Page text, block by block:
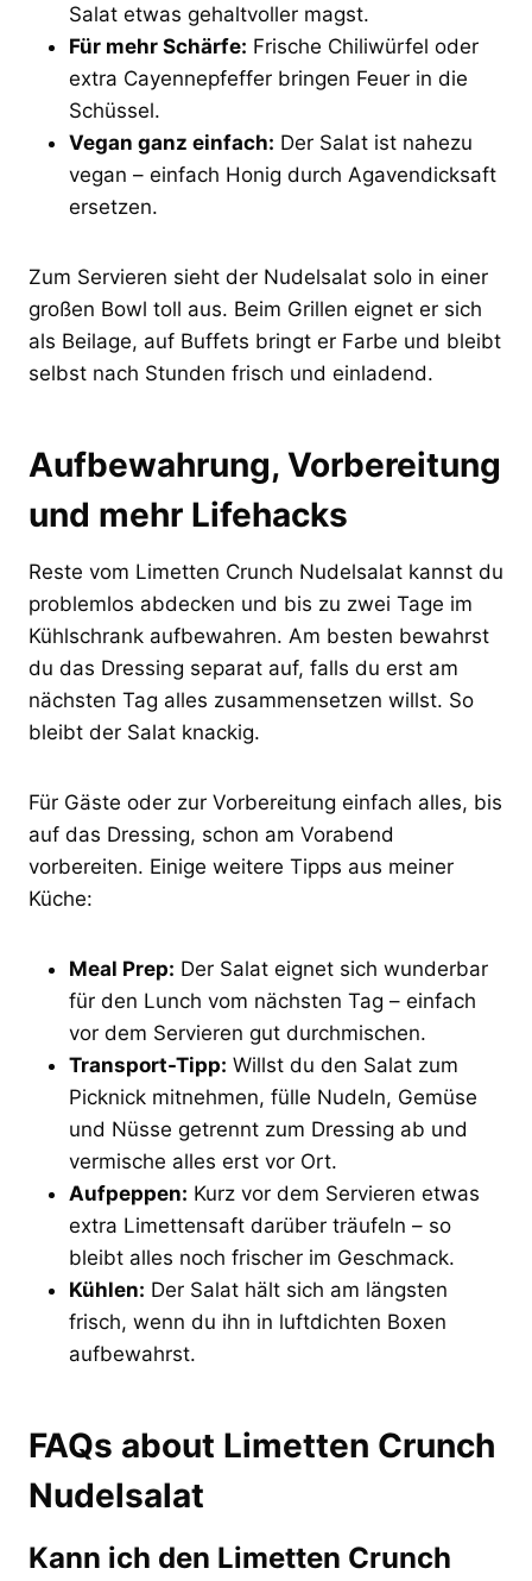
Salat etwas gehaltvoller magst.
Für mehr Schärfe: Frische Chiliwürfel oder
extra Cayennepfeffer bringen Feuer in die
Schüssel.
Vegan ganz einfach: Der Salat ist nahezu
vegan – einfach Honig durch Agavendicksaft
ersetzen.
Zum Servieren sieht der Nudelsalat solo in einer
großen Bowl toll aus. Beim Grillen eignet er sich
als Beilage, auf Buffets bringt er Farbe und bleibt
selbst nach Stunden frisch und einladend.
Aufbewahrung, Vorbereitung
und mehr Lifehacks
Reste vom Limetten Crunch Nudelsalat kannst du
problemlos abdecken und bis zu zwei Tage im
Kühlschrank aufbewahren. Am besten bewahrst
du das Dressing separat auf, falls du erst am
nächsten Tag alles zusammensetzen willst. So
bleibt der Salat knackig.
Für Gäste oder zur Vorbereitung einfach alles, bis
auf das Dressing, schon am Vorabend
vorbereiten. Einige weitere Tipps aus meiner
Küche:
Meal Prep: Der Salat eignet sich wunderbar
für den Lunch vom nächsten Tag – einfach
vor dem Servieren gut durchmischen.
Transport-Tipp: Willst du den Salat zum
Picknick mitnehmen, fülle Nudeln, Gemüse
und Nüsse getrennt zum Dressing ab und
vermische alles erst vor Ort.
Aufpeppen: Kurz vor dem Servieren etwas
extra Limettensaft darüber träufeln – so
bleibt alles noch frischer im Geschmack.
Kühlen: Der Salat hält sich am längsten
frisch, wenn du ihn in luftdichten Boxen
aufbewahrst.
FAQs about Limetten Crunch
Nudelsalat
Kann ich den Limetten Crunch